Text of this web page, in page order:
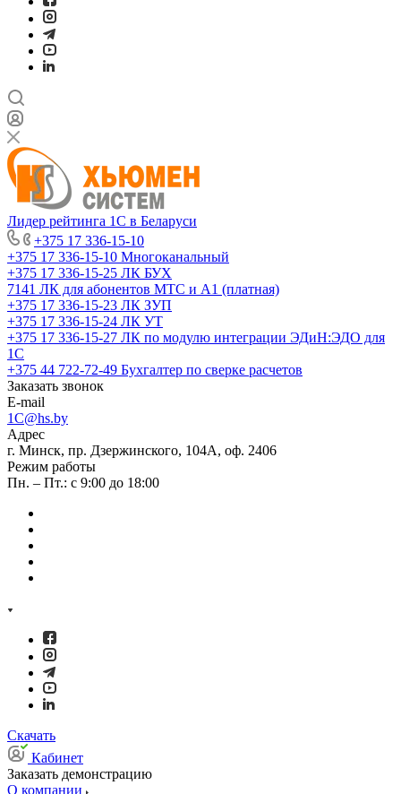
Лидер рейтинга 1С в Беларуси
+375 17 336-15-10
+375 17 336-15-10 Многоканальный
+375 17 336-15-25 ЛК БУХ
7141 ЛК для абонентов МТС и А1 (платная)
+375 17 336-15-23 ЛК ЗУП
+375 17 336-15-24 ЛК УТ
+375 17 336-15-27 ЛК по модулю интеграции ЭДиН:ЭДО для
1С
+375 44 722-72-49 Бухгалтер по сверке расчетов
Заказать звонок
E-mail
1C@hs.by
Адрес
г. Минск, пр. Дзержинского, 104А, оф. 2406
Режим работы
Пн. – Пт.: с 9:00 до 18:00
Скачать
Кабинет
Заказать демонстрацию
О компании